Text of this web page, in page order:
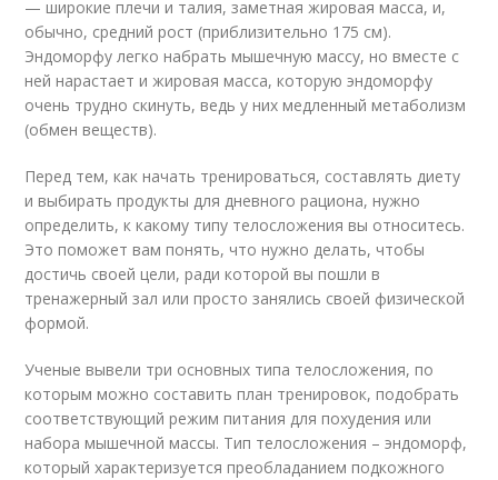
— широкие плечи и талия, заметная жировая масса, и,
обычно, средний рост (приблизительно 175 см).
Эндоморфу легко набрать мышечную массу, но вместе с
ней нарастает и жировая масса, которую эндоморфу
очень трудно скинуть, ведь у них медленный метаболизм
(обмен веществ).
Перед тем, как начать тренироваться, составлять диету
и выбирать продукты для дневного рациона, нужно
определить, к какому типу телосложения вы относитесь.
Это поможет вам понять, что нужно делать, чтобы
достичь своей цели, ради которой вы пошли в
тренажерный зал или просто занялись своей физической
формой.
Ученые вывели три основных типа телосложения, по
которым можно составить план тренировок, подобрать
соответствующий режим питания для похудения или
набора мышечной массы. Тип телосложения – эндоморф,
который характеризуется преобладанием подкожного